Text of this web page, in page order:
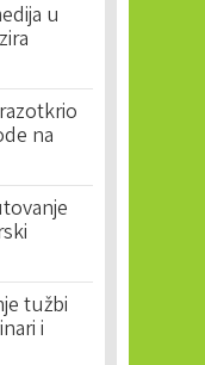
u
na
tužbi
i